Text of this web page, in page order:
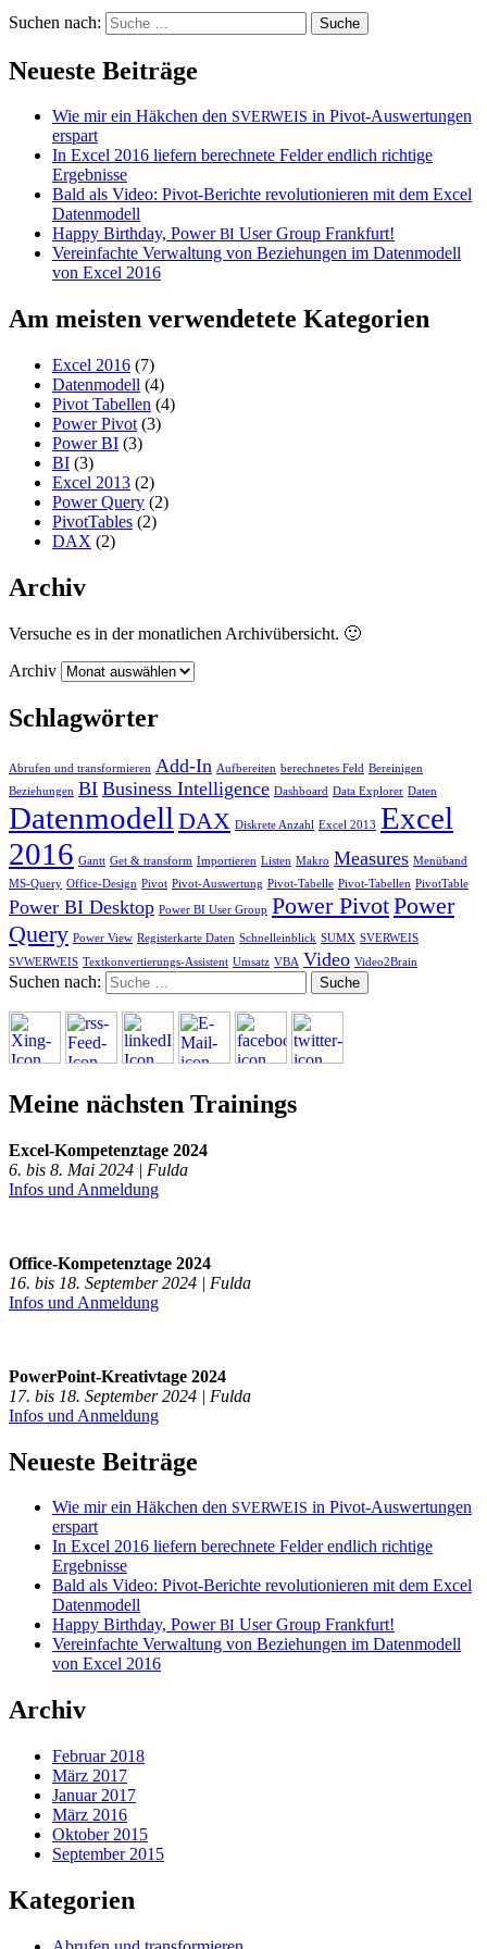
Suchen nach:
Neueste Beiträge
Wie mir ein Häkchen den SVERWEIS in Pivot-Auswertungen
erspart
In Excel 2016 liefern berechnete Felder endlich richtige
Ergebnisse
Bald als Video: Pivot-Berichte revolutionieren mit dem Excel
Datenmodell
Happy Birthday, PowerBI User Group Frankfurt!
Vereinfachte Verwaltung von Beziehungen im Datenmodell
von Excel 2016
Am meisten verwendetete Kategorien
Excel 2016 (7)
Datenmodell (4)
Pivot Tabellen (4)
Power Pivot (3)
Power BI (3)
BI (3)
Excel 2013 (2)
Power Query (2)
PivotTables (2)
DAX (2)
Archiv
Versuche es in der monatlichen Archivübersicht. 🙂
Archiv
Schlagwörter
Abrufen und transformieren Add-In Aufbereiten berechnetes Feld Bereinigen
Beziehungen BI Business Intelligence Dashboard Data Explorer Daten
Datenmodell DAX Diskrete Anzahl Excel 2013 Excel
2016 Gantt Get & transform Importieren Listen Makro Measures Menüband
MS-Query Office-Design Pivot Pivot-Auswertung Pivot-Tabelle Pivot-Tabellen PivotTable
Power BI Desktop Power BI User Group Power PivotPower
Query Power View Registerkarte Daten Schnelleinblick SUMX SVERWEIS
SVWERWEIS Textkonvertierungs-Assistent Umsatz VBA Video Video2Brain
Suchen nach:
Meine nächsten Trainings
Excel-Kompetenztage 2024
6. bis 8. Mai 2024 | Fulda
Infos und Anmeldung
Office-Kompetenztage 2024
16. bis 18. September 2024 | Fulda
Infos und Anmeldung
PowerPoint-Kreativtage 2024
17. bis 18. September 2024 | Fulda
Infos und Anmeldung
Neueste Beiträge
Wie mir ein Häkchen den SVERWEIS in Pivot-Auswertungen
erspart
In Excel 2016 liefern berechnete Felder endlich richtige
Ergebnisse
Bald als Video: Pivot-Berichte revolutionieren mit dem Excel
Datenmodell
Happy Birthday, PowerBI User Group Frankfurt!
Vereinfachte Verwaltung von Beziehungen im Datenmodell
von Excel 2016
Archiv
Februar 2018
März 2017
Januar 2017
März 2016
Oktober 2015
September 2015
Kategorien